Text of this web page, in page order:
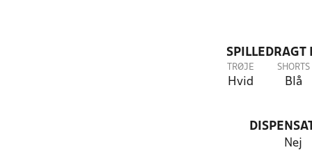
SPILLEDRAGT
TRØJE
Hvid
SHORTS
Blå
Nej